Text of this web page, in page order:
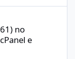
no
e